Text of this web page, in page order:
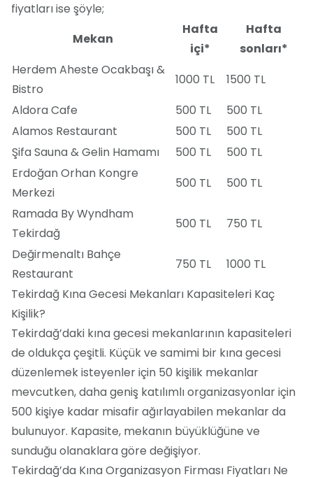
fiyatları ise şöyle;
Mekan
Hafta
içi*
Hafta
sonları*
Herdem Aheste Ocakbaşı &
Bistro
1000 TL
1500 TL
Aldora Cafe
500 TL
500 TL
Alamos Restaurant
500 TL
500 TL
Şifa Sauna & Gelin Hamamı
500 TL
500 TL
Erdoğan Orhan Kongre
Merkezi
500 TL
500 TL
Ramada By Wyndham
Tekirdağ
500 TL
750 TL
Değirmenaltı Bahçe
Restaurant
750 TL
1000 TL
Tekirdağ Kına Gecesi Mekanları Kapasiteleri Kaç
Kişilik?
Tekirdağ’daki kına gecesi mekanlarının kapasiteleri
de oldukça çeşitli. Küçük ve samimi bir kına gecesi
düzenlemek isteyenler için 50 kişilik mekanlar
mevcutken, daha geniş katılımlı organizasyonlar için
500 kişiye kadar misafir ağırlayabilen mekanlar da
bulunuyor. Kapasite, mekanın büyüklüğüne ve
sunduğu olanaklara göre değişiyor.
Tekirdağ’da Kına Organizasyon Firması Fiyatları Ne